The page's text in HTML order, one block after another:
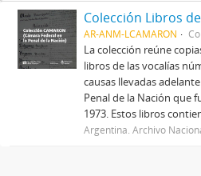
AR-ANM-LCAMARON
La colección reúne
libros de las vocalías
causas llevadas
Penal de la Nación que
1973. Estos libros
Argentina. Archivo